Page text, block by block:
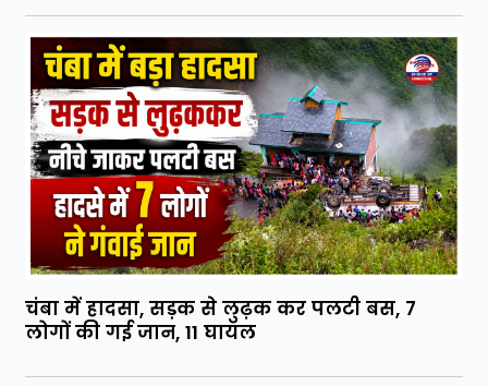
चंबा में हादसा, सड़क से लुढ़क कर पलटी बस, 7
लोगों की गई जान, 11 घायल